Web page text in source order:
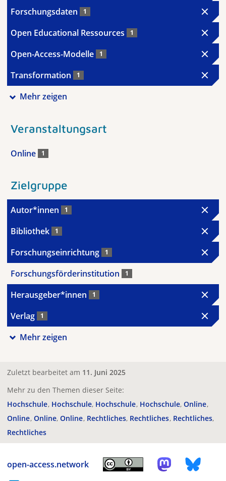
Forschungsdaten 1
Open Educational Ressources 1
Open-Access-Modelle 1
Transformation 1
Mehr zeigen
Veranstaltungsart
Online 1
Zielgruppe
Autor*innen 1
Bibliothek 1
Forschungseinrichtung 1
Forschungsförderinstitution 1
Herausgeber*innen 1
Verlag 1
Mehr zeigen
Zuletzt bearbeitet am 11. Juni 2025
Mehr zu den Themen dieser Seite:
Hochschule Hochschule Hochschule Hochschule Online
Online Online Online Rechtliches Rechtliches Rechtliches
Rechtliches
open-access.network